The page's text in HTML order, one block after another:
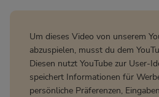
Um dieses Video von unserem
abzuspielen, musst du dem
Diesen nutzt YouTube zur User-
speichert Informationen für
persönliche Präferenzen,